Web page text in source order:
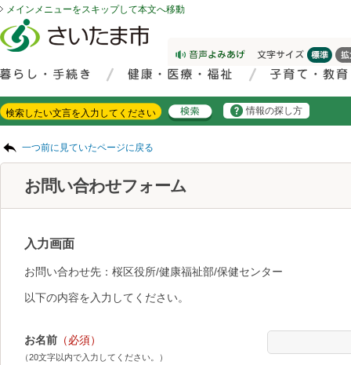
メインメニューをスキップして本文へ移動
情報の探し方
一つ前に見ていたページに戻る
お問い合わせフォーム
入力画面
お問い合わせ先：桜区役所/健康福祉部/保健センター
以下の内容を入力してください。
お名前 （必須）
（20文字以内で入力してください。）